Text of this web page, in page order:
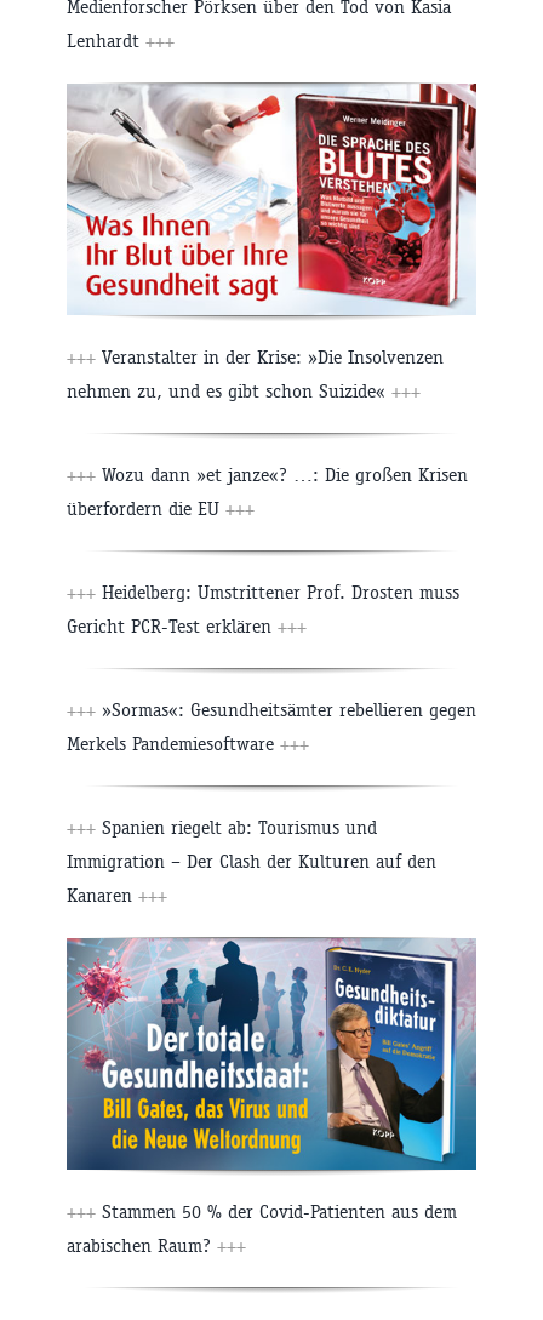
Medienforscher Pörksen über den Tod von Kasia
Lenhardt +++
+++ Veranstalter in der Krise: »Die Insolvenzen
nehmen zu, und es gibt schon Suizide« +++
+++ Wozu dann »et janze«? …: Die großen Krisen
überfordern die EU +++
+++ Heidelberg: Umstrittener Prof. Drosten muss
Gericht PCR-Test erklären +++
+++ »Sormas«: Gesundheitsämter rebellieren gegen
Merkels Pandemiesoftware +++
+++ Spanien riegelt ab: Tourismus und
Immigration – Der Clash der Kulturen auf den
Kanaren +++
+++ Stammen 50 % der Covid-Patienten aus dem
arabischen Raum? +++